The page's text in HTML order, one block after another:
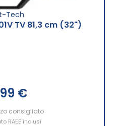
Tech
TV 81,3 cm (32")
€
consigliato
RAEE inclusi